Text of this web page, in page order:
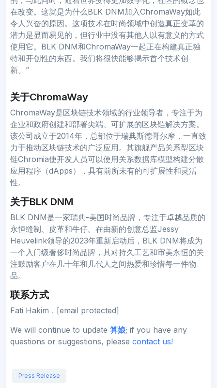
在改变。这就是为什么BLK DNM加入ChromaWay如此
令人兴奋的原因。这项技术在时尚领域中创造真正变革的
潜力是显而易见的，但行业中没有其他人以有意义的方式
使用它。BLK DNM和ChromaWay一起正在构建真正独
特和开创性的东西。我们将很快能够揭示首个技术创
新。”
关于ChromaWay
ChromaWay是区块链技术领域的行业领导者，专注于为
企业和政府创建和部署尖端、可扩展的区块链解决方案。
该公司成立于2014年，总部位于瑞典斯德哥尔摩，一直致
力于推动区块链技术的广泛应用。其旗舰产品关系型区块
链Chromia使开发人员可以使用关系数据库模型构建分散
应用程序（dApps），具有前所未有的可扩展性和灵活
性。
关于BLK DNM
BLK DNM是一家瑞典-美国时尚品牌，专注于卓越品质的
永恒缝制、皮革和牛仔。在由新的创意总监Jessy
Heuvelink领导的2023年重新启动后，BLK DNM将成为
一个入门级奢侈时尚品牌，其对持久工艺和审美永恒的关
注鼓励客户在几十年和几代人之间热爱和珍惜每一件物
品。
联系方式
Fati Hakim，[email protected]
We will continue to update 算娘; if you have any
questions or suggestions, please contact us!
Press Release